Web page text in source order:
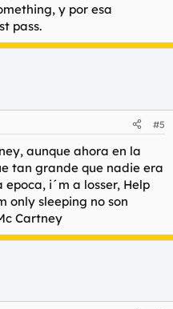
y por esa
pass.
#5
aunque ahora en la
tan grande que nadie era
i´m a losser, Help
only sleeping no son
Cartney